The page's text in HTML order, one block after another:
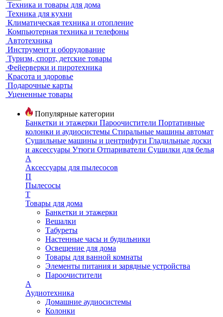
Техника и товары для дома
Техника для кухни
Климатическая техника и отопление
Компьютерная техника и телефоны
Автотехника
Инструмент и оборудование
Туризм, спорт, детские товары
Фейерверки и пиротехника
Красота и здоровье
Подарочные карты
Уцененные товары
Популярные категории
Банкетки и этажерки Пароочистители Портативные
колонки и аудиосистемы Стиральные машины автомат
Сушильные машины и центрифуги Гладильные доски
и аксессуары Утюги Отпариватели Сушилки для белья
А
Аксессуары для пылесосов
П
Пылесосы
Т
Товары для дома
Банкетки и этажерки
Вешалки
Табуреты
Настенные часы и будильники
Освещение для дома
Товары для ванной комнаты
Элементы питания и зарядные устройства
Пароочистители
А
Аудиотехника
Домашние аудиосистемы
Колонки